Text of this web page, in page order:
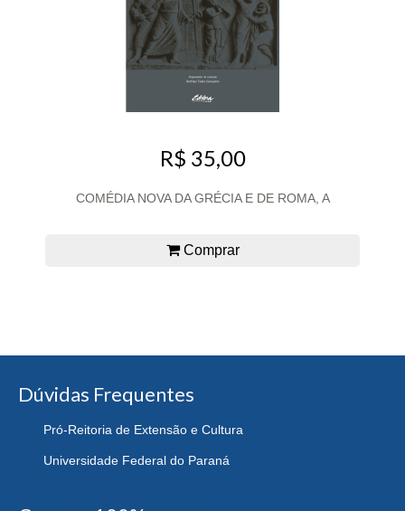
R$ 35,00
COMÉDIA NOVA DA GRÉCIA E DE ROMA, A
Comprar
Dúvidas Frequentes
Pró-Reitoria de Extensão e Cultura
Universidade Federal do Paraná